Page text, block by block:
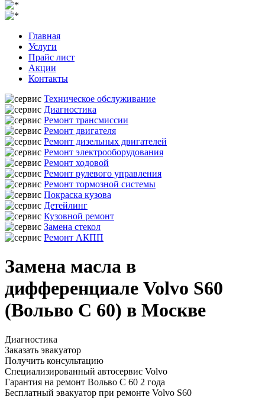
Главная
Услуги
Прайс лист
Акции
Контакты
Техническое обслуживание
Диагностика
Ремонт трансмиссии
Ремонт двигателя
Ремонт дизельных двигателей
Ремонт электрооборудования
Ремонт ходовой
Ремонт рулевого управления
Ремонт тормозной системы
Покраска кузова
Детейлинг
Кузовной ремонт
Замена стекол
Ремонт АКПП
Замена масла в
дифференциале Volvo S60
(Вольво С 60) в Москве
Диагностика
Заказать эвакуатор
Получить консультацию
Специализированный автосервис Volvo
Гарантия на ремонт Вольво С 60 2 года
Бесплатный эвакуатор при ремонте Volvo S60